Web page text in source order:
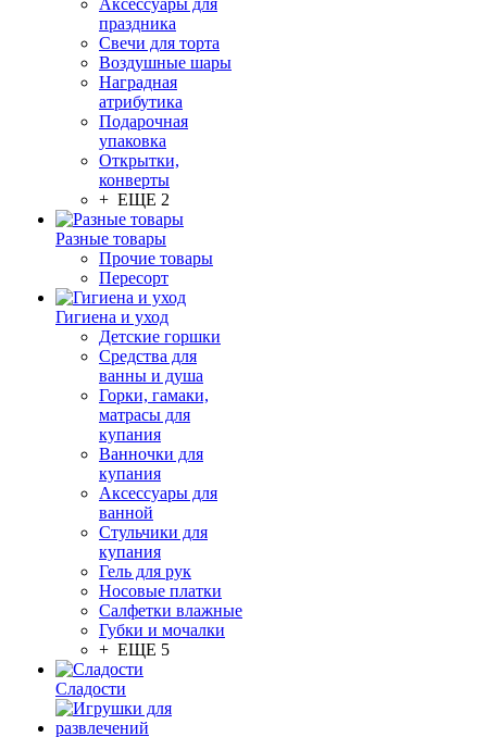
Аксессуары для
праздника
Свечи для торта
Воздушные шары
Наградная
атрибутика
Подарочная
упаковка
Открытки,
конверты
+ ЕЩЕ 2
Разные товары
Прочие товары
Пересорт
Гигиена и уход
Детские горшки
Средства для
ванны и душа
Горки, гамаки,
матрасы для
купания
Ванночки для
купания
Аксессуары для
ванной
Стульчики для
купания
Гель для рук
Носовые платки
Салфетки влажные
Губки и мочалки
+ ЕЩЕ 5
Сладости